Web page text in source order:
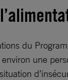
du
une